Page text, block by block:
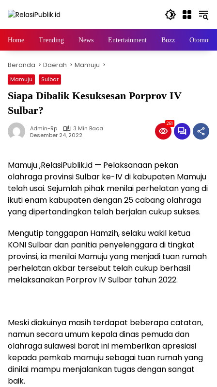
Home Trending News Entertainment Buzz Otomotif
Beranda Daerah Mamuju
Mamuju Sulbar
Siapa Dibalik Kesuksesan Porprov IV
Sulbar?
Admin-Rp
3 Min Baca
Desember 24, 2022
281
Mamuju ,RelasiPublik.id — Pelaksanaan pekan
olahraga provinsi Sulbar ke-IV di kabupaten Mamuju
telah usai. Sejumlah pihak menilai perhelatan yang di
ikuti enam kabupaten dengan 25 cabang olahraga
yang dipertandingkan telah berjalan cukup sukses.
Mengutip tanggapan Hamzih, selaku wakil ketua
KONI Sulbar dan panitia penyelenggara di tingkat
provinsi, ia menilai Mamuju yang menjadi tuan rumah
perhelatan akbar tersebut telah cukup berhasil
melaksanakan Porprov IV Sulbar tahun 2022.
Meski diakuinya masih terdapat beberapa catatan,
namun secara umum kepala dinas pemuda dan
olahraga sulawesi barat ini memberikan apresiasi
kepada pemkab mamuju sebagai tuan rumah yang
dinilai mampu menjalankan tugas dengan sangat
baik.